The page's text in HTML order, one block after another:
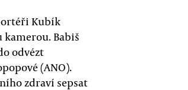
Kubík
Babiš
odvézt
(ANO).
zdraví sepsat